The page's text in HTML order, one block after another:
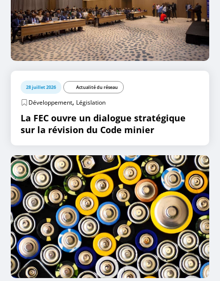
28 juillet 2026 Actualité du réseau
Développement, Législation
La FEC ouvre un dialogue stratégique
sur la révision du Code minier